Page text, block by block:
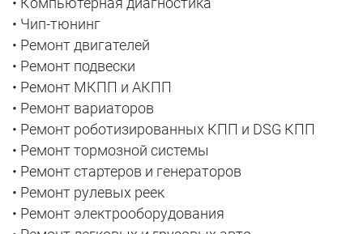
• Чип-тюнинг
• Ремонт двигателей
• Ремонт подвески
• Ремонт МКПП и АКПП
• Ремонт вариаторов
• Ремонт роботизированных КПП и DSG КПП
• Ремонт тормозной системы
• Ремонт стартеров и генераторов
• Ремонт рулевых реек
• Ремонт электрооборудования